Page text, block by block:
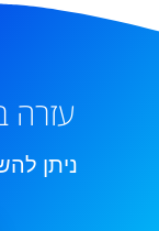
עזרה
ניתן